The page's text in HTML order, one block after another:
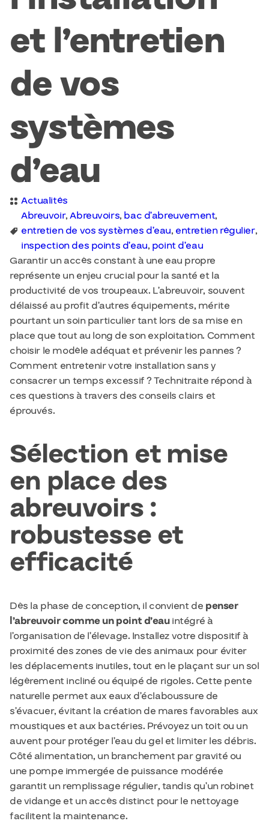
et l’entretien
de vos
systèmes
d’eau
Actualités
Abreuvoir,Abreuvoirs, bac d’abreuvement,
entretien de vos systèmes d’eau, entretien régulier,
inspection des points d’eau, point d’eau
Garantir un accès constant à une eau propre
représente un enjeu crucial pour la santé et la
productivité de vos troupeaux. L’abreuvoir, souvent
délaissé au profit d’autres équipements, mérite
pourtant un soin particulier tant lors de sa mise en
place que tout au long de son exploitation. Comment
choisir le modèle adéquat et prévenir les pannes ?
Comment entretenir votre installation sans y
consacrer un temps excessif ? Technitraite répond à
ces questions à travers des conseils clairs et
éprouvés.
Sélection et mise
en place des
abreuvoirs :
robustesse et
efficacité
Dès la phase de conception, il convient de penser
l’abreuvoir comme un point d’eauintégré à
l’organisation de l’élevage. Installez votre dispositif à
proximité des zones de vie des animaux pour éviter
les déplacements inutiles, tout en le plaçant sur un sol
légèrement incliné ou équipé de rigoles. Cette pente
naturelle permet aux eaux d’éclaboussure de
s’évacuer, évitant la création de mares favorables aux
moustiques et aux bactéries. Prévoyez un toit ou un
auvent pour protéger l’eau du gel et limiter les débris.
Côté alimentation, un branchement par gravité ou
une pompe immergée de puissance modérée
garantit un remplissage régulier, tandis qu’un robinet
de vidange et un accès distinct pour le nettoyage
facilitent la maintenance.